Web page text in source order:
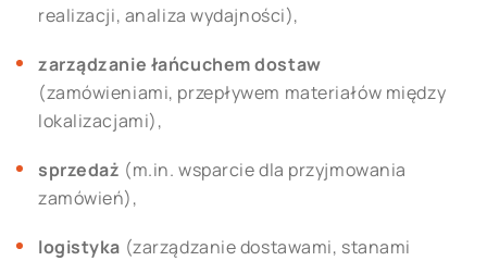
realizacji, analiza wydajności),
zarządzanie łańcuchem dostaw
(zamówieniami, przepływem materiałów między
lokalizacjami),
sprzedaż (m.in. wsparcie dla przyjmowania
zamówień),
logistyka (zarządzanie dostawami, stanami